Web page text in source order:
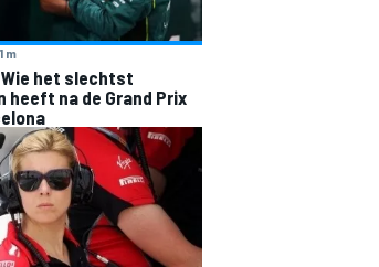
1 m
Wie het slechtst
heeft na de Grand Prix